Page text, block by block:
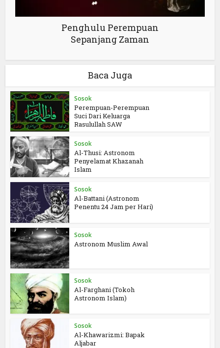
Penghulu Perempuan
Sepanjang Zaman
Baca Juga
Sosok
Perempuan-Perempuan
Suci Dari Keluarga
Rasulullah SAW
Sosok
Al-Thusi: Astronom
Penyelamat Khazanah
Islam
Sosok
Al-Battani (Astronom
Penentu 24 Jam per Hari)
Sosok
Astronom Muslim Awal
Sosok
Al-Farghani (Tokoh
Astronom Islam)
Sosok
Al-Khawarizmi: Bapak
Aljabar